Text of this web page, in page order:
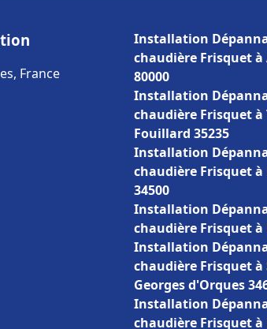
France
Installation
chaudière Frisquet à
80000
Installation
chaudière Frisquet
Fouillard 35235
Installation
chaudière Frisquet à
34500
Installation
chaudière Frisquet à
Installation
chaudière Frisquet à
Georges d'Orques
Installation
chaudière Frisquet à